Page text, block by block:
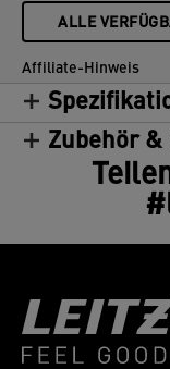
Diese
perfekte
damit Sie den
bleiben.
ALLE
Affiliate-Hinweis
Zubehör &